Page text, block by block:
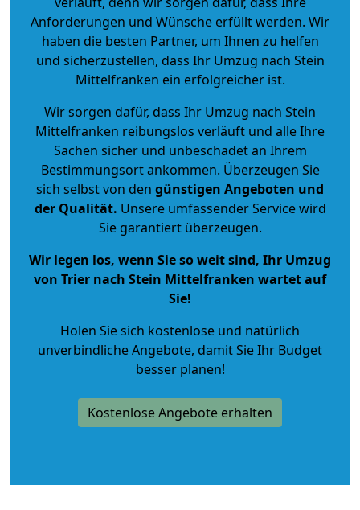
Anforderungen und Wünsche erfüllt werden. Wir
haben die besten Partner, um Ihnen zu helfen
und sicherzustellen, dass Ihr Umzug nach Stein
Mittelfranken ein erfolgreicher ist.
Wir sorgen dafür, dass Ihr Umzug nach Stein
Mittelfranken reibungslos verläuft und alle Ihre
Sachen sicher und unbeschadet an Ihrem
Bestimmungsort ankommen. Überzeugen Sie
sich selbst von den günstigen Angeboten und
der Qualität. Unsere umfassender Service wird
Sie garantiert überzeugen.
Wir legen los, wenn Sie so weit sind, Ihr Umzug
von Trier nach Stein Mittelfranken wartet auf
Sie!
Holen Sie sich kostenlose und natürlich
unverbindliche Angebote, damit Sie Ihr Budget
besser planen!
Kostenlose Angebote erhalten